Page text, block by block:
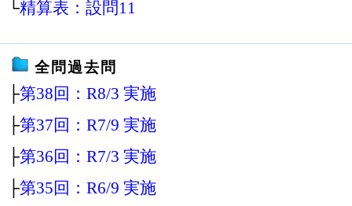
└精算表：設問11
全問過去問
├第38回：R8/3 実施
├第37回：R7/9 実施
├第36回：R7/3 実施
├第35回：R6/9 実施